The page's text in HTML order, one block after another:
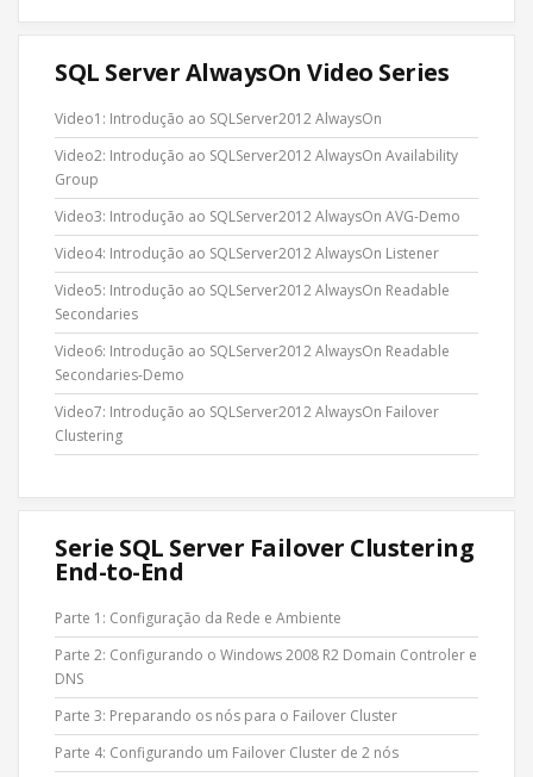
SQL Server AlwaysOn Video Series
Video1: Introdução ao SQLServer2012 AlwaysOn
Video2: Introdução ao SQLServer2012 AlwaysOn Availability
Group
Video3: Introdução ao SQLServer2012 AlwaysOn AVG-Demo
Video4: Introdução ao SQLServer2012 AlwaysOn Listener
Video5: Introdução ao SQLServer2012 AlwaysOn Readable
Secondaries
Video6: Introdução ao SQLServer2012 AlwaysOn Readable
Secondaries-Demo
Video7: Introdução ao SQLServer2012 AlwaysOn Failover
Clustering
Serie SQL Server Failover Clustering
End-to-End
Parte 1: Configuração da Rede e Ambiente
Parte 2: Configurando o Windows 2008 R2 Domain Controler e
DNS
Parte 3: Preparando os nós para o Failover Cluster
Parte 4: Configurando um Failover Cluster de 2 nós